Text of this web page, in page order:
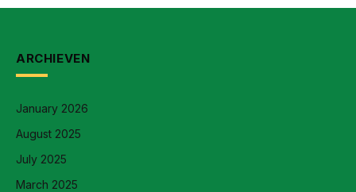
ARCHIEVEN
January 2026
August 2025
July 2025
March 2025